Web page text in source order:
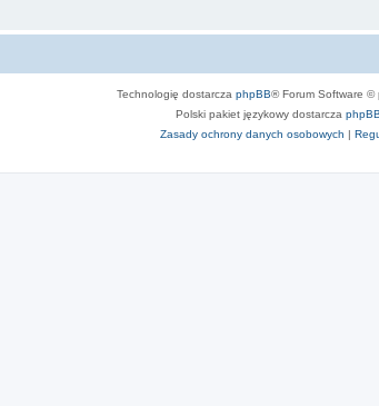
Technologię dostarcza phpBB® Forum Software ©
Polski pakiet językowy dostarcza
Zasady ochrony danych osobowych |